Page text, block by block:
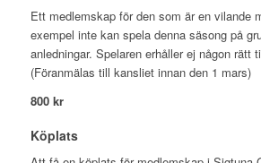
Ett medlemskap för den som är en vilande
exempel inte kan spela denna säsong på
anledningar. Spelaren erhåller ej någon rätt
(Föranmälas till kansliet innan den 1 mars)
800 kr
Köplats